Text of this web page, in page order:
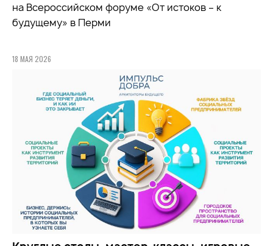
на Всероссийском форуме «От истоков – к
будущему» в Перми
18 МАЯ 2026